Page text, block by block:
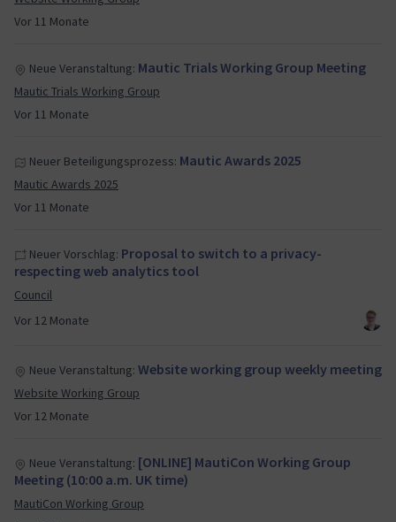
Vor 11 Monate
Vor 11 Monate
Neue Veranstaltung: Mautic Trials Working Group Meeting
Mautic Trials Working Group
Vor 11 Monate
Neuer Beteiligungsprozess: Mautic Awards 2025
Mautic Awards 2025
Vor 12 Monate
Neuer Vorschlag: Proposal to switch to a privacy-
respecting web analytics tool
Council
Vor 12 Monate
Neue Veranstaltung: Website working group weekly meeting
Website Working Group
Neue Veranstaltung: [ONLINE] MautiCon Working Group
Meeting (10:00 a.m. UK time)
MautiCon Working Group